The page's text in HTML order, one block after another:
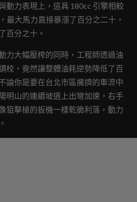
動力表現上，這具 180cc 引擎相較
最大馬力直接暴漲了百分之二十，
百分之十。
力大幅壓榨的同時，工程師透過油
校，竟然讓整體油耗逆勢降低了百
論你是要在台北市區擁擠的車流中
明山的連續坡道上出彎加速，右手
狙擊槍的扳機一樣乾脆利落，動力